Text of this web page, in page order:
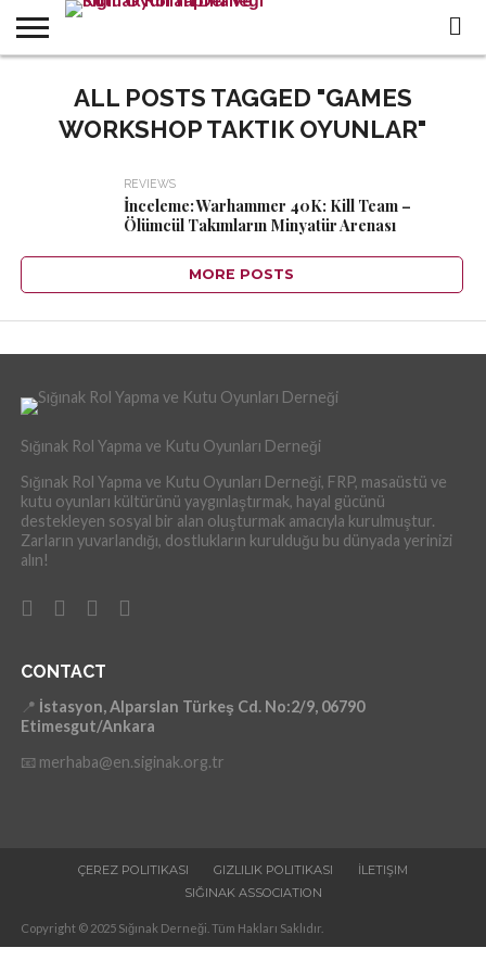
CONTENTS
IN THE
PRESSALL POSTS TAGGED "GAMES
WORKSHOP TAKTIK OYUNLAR"
REVIEWS
İnceleme: Warhammer 40K: Kill Team –
Ölümcül Takımların Minyatür Arenası
MORE POSTS
Sığınak Rol Yapma ve Kutu Oyunları Derneği
Sığınak Rol Yapma ve Kutu Oyunları Derneği, FRP, masaüstü ve
kutu oyunları kültürünü yaygınlaştırmak, hayal gücünü
destekleyen sosyal bir alan oluşturmak amacıyla kurulmuştur.
Zarların yuvarlandığı, dostlukların kurulduğu bu dünyada yerinizi
alın!
CONTACT
📍 İstasyon, Alparslan Türkeş Cd. No:2/9, 06790
Etimesgut/Ankara
📧 merhaba@en.siginak.org.tr
ÇEREZ POLITIKASI GIZLILIK POLITIKASI
İLETIŞIM
SIĞINAK ASSOCIATION
Copyright © 2025 Sığınak Derneği. Tüm Hakları Saklıdır.